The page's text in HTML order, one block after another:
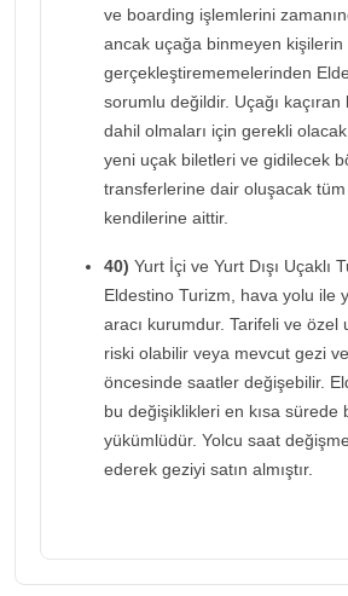
ve boarding işlemlerini
ancak uçağa binmeyen kişilerin
gerçekleştirememelerinden
sorumlu değildir. Uçağı kaçıran
dahil olmaları için gerekli
yeni uçak biletleri ve gidilecek
transferlerine dair oluşacak
kendilerine aittir.
40) Yurt İçi ve Yurt Dışı Uçaklı
Eldestino Turizm, hava yolu ile
aracı kurumdur. Tarifeli ve özel
riski olabilir veya mevcut gezi
öncesinde saatler değişebilir.
bu değişiklikleri en kısa sürede
yükümlüdür. Yolcu saat
ederek geziyi satın almıştır.